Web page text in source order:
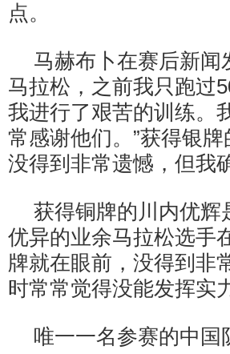
点。
马赫布卜在赛后新闻
马拉松，之前我只跑过
我进行了艰苦的训练。
常感谢他们。”获得银
没得到非常遗憾，但我
获得铜牌的川内优辉
优异的业余马拉松选手
牌就在眼前，没得到非
时常常觉得没能发挥实
唯一一名参赛的中